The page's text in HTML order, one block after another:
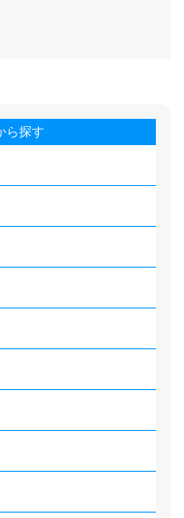
ら探す